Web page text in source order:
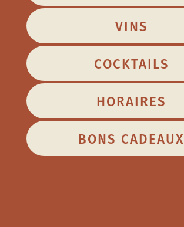
VINS
COCKTAILS
HORAIRES
BONS CADEAUX